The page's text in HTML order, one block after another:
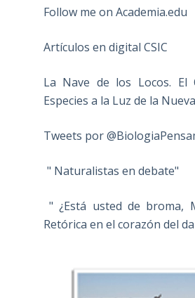
Follow me on Academia.edu
Artículos en digital CSIC
La Nave de los Locos. El
Especies a la Luz de la
Tweets por
" Naturalistas en debate"
" ¿Está usted de broma,
Retórica en el corazón del